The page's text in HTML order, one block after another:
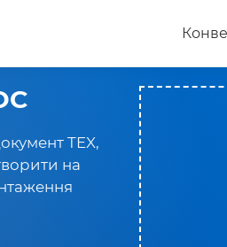
TEX,
на